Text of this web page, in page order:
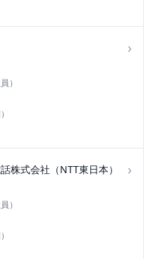
›
）
株式会社（NTT東日本） ›
）